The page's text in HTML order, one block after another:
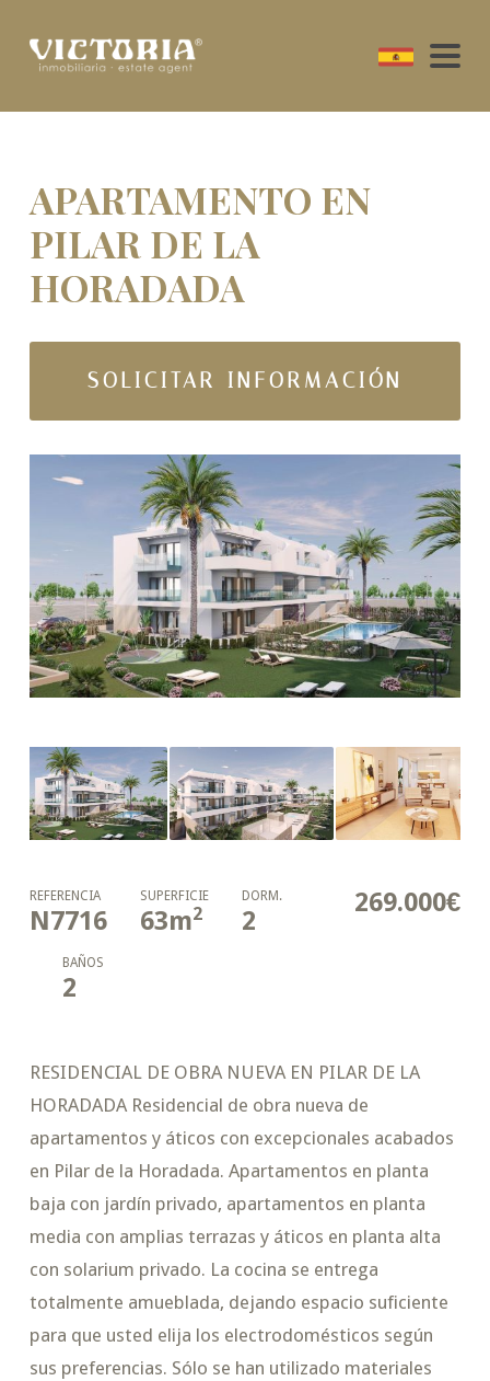
APARTAMENTO EN
PILAR DE LA
HORADADA
SOLICITAR INFORMACIÓN
269.000€
REFERENCIA
N7716
SUPERFICIE
63m2
DORM.
2
BAÑOS
2
RESIDENCIAL DE OBRA NUEVA EN PILAR DE LA
HORADADA Residencial de obra nueva de
apartamentos y áticos con excepcionales acabados
en Pilar de la Horadada. Apartamentos en planta
baja con jardín privado, apartamentos en planta
media con amplias terrazas y áticos en planta alta
con solarium privado. La cocina se entrega
totalmente amueblada, dejando espacio suficiente
para que usted elija los electrodomésticos según
sus preferencias. Sólo se han utilizado materiales